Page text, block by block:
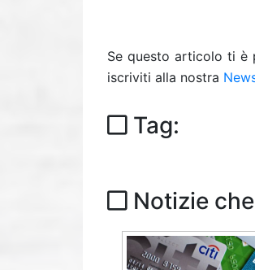
Se questo articolo ti è
iscriviti alla nostra
Tag:
Notizie